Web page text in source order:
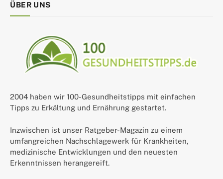
ÜBER UNS
2004 haben wir 100-Gesundheitstipps mit einfachen
Tipps zu Erkältung und Ernährung gestartet.
Inzwischen ist unser Ratgeber-Magazin zu einem
umfangreichen Nachschlagewerk für Krankheiten,
medizinische Entwicklungen und den neuesten
Erkenntnissen herangereift.